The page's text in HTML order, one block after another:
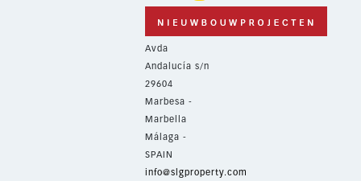
Avda
Andalucía s/n
29604
Marbesa -
Marbella
Málaga -
SPAIN
info@slgproperty.com